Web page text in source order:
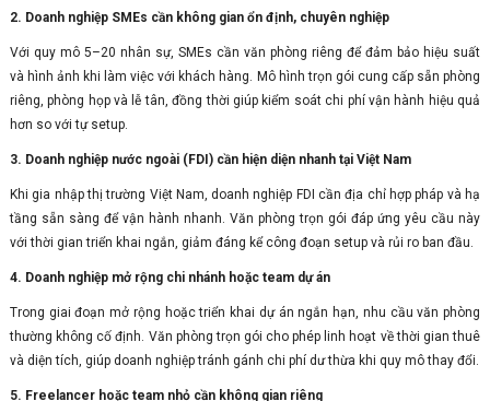
2. Doanh nghiệp SMEs cần không gian ổn định, chuyên nghiệp
Với quy mô 5–20 nhân sự, SMEs cần văn phòng riêng để đảm bảo hiệu suất
và hình ảnh khi làm việc với khách hàng. Mô hình trọn gói cung cấp sẵn phòng
riêng, phòng họp và lễ tân, đồng thời giúp kiểm soát chi phí vận hành hiệu quả
hơn so với tự setup.
3. Doanh nghiệp nước ngoài (FDI) cần hiện diện nhanh tại Việt Nam
Khi gia nhập thị trường Việt Nam, doanh nghiệp FDI cần địa chỉ hợp pháp và hạ
tầng sẵn sàng để vận hành nhanh. Văn phòng trọn gói đáp ứng yêu cầu này
với thời gian triển khai ngắn, giảm đáng kể công đoạn setup và rủi ro ban đầu.
4. Doanh nghiệp mở rộng chi nhánh hoặc team dự án
Trong giai đoạn mở rộng hoặc triển khai dự án ngắn hạn, nhu cầu văn phòng
thường không cố định. Văn phòng trọn gói cho phép linh hoạt về thời gian thuê
và diện tích, giúp doanh nghiệp tránh gánh chi phí dư thừa khi quy mô thay đổi.
5. Freelancer hoặc team nhỏ cần không gian riêng